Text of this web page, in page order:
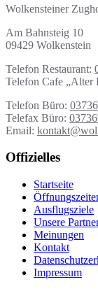
Wolkensteiner
Am Bahnsteig 10
09429 Wolkenstein
Telefon Restaurant:
Telefon Cafe „Alter
Telefon Büro:
Telefax Büro:
Email:
Offizielles
Startseite
Ausflugsziele
Unsere
Meinungen
Kontakt
Impressum